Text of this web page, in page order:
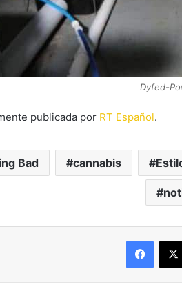
Dyfed-
publicada por RT Español.
Bad cannabis